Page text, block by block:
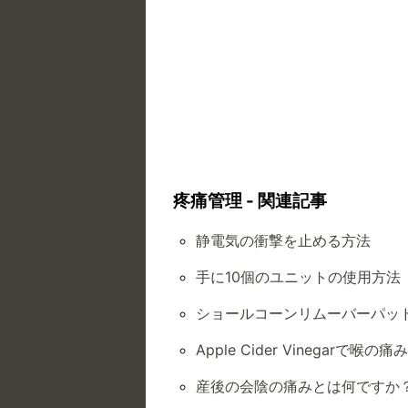
疼痛管理 - 関連記事
静電気の衝撃を止める方法
手に10個のユニットの使用方法
ショールコーンリムーバーパッ
Apple Cider Vinegarで喉の痛
産後の会陰の痛みとは何ですか